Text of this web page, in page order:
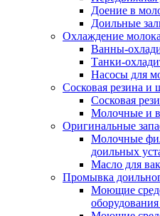
Доение в
Доильные
Охлаждение молока
Ванны-
Танки-
Насосы для
Сосковая резина и
Сосковая
Молочные и
Оригинальные
Молочные
доильных
Масло для
Промывка
Моющие